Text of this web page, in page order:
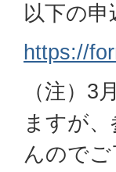
以下の
https://
（注）3
ますが
んので